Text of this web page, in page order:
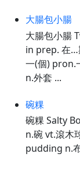
大腸包小腸
大腸包小腸
in prep. 在…
一(個) pron.
n.外套 ...
碗粿
碗粿 Salty
n.碗 vt.滾木
pudding n.